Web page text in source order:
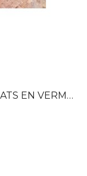
EN VERMEIL...